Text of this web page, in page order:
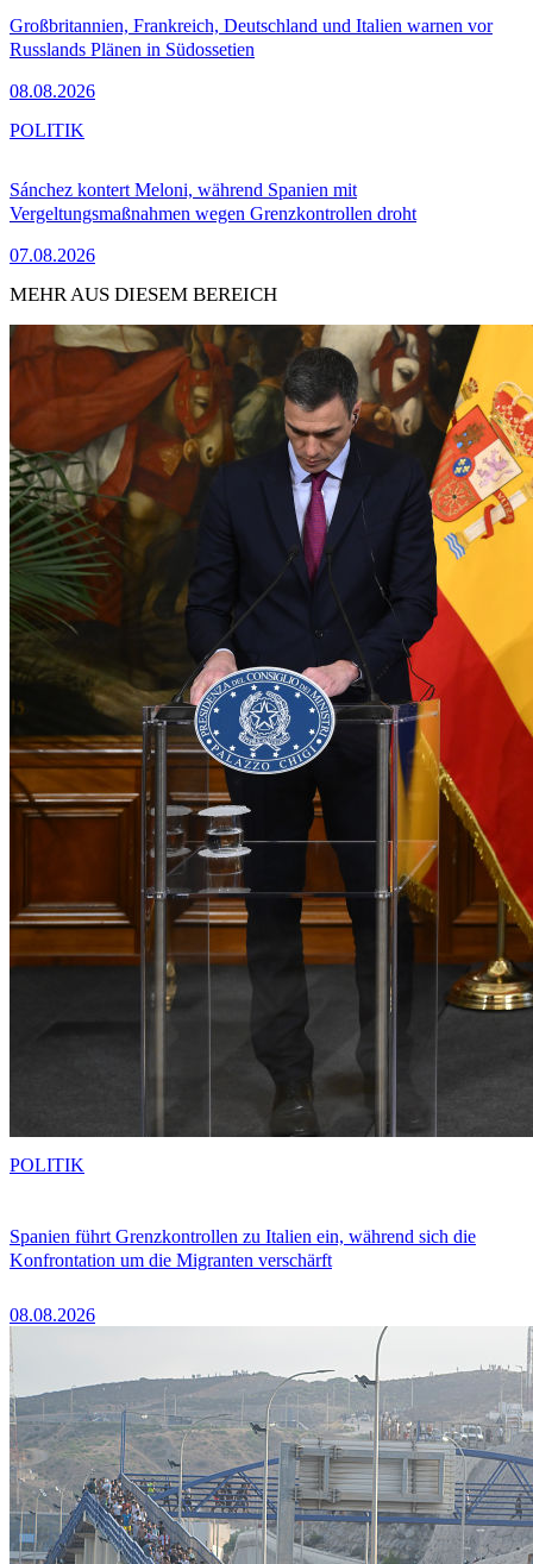
Großbritannien, Frankreich, Deutschland und Italien warnen vor
Russlands Plänen in Südossetien
08.08.2026
Sánchez kontert Meloni, während Spanien mit
Vergeltungsmaßnahmen wegen Grenzkontrollen droht
07.08.2026
POLITIK
MEHR AUS DIESEM BEREICH
Spanien führt Grenzkontrollen zu Italien ein, während sich die
Konfrontation um die Migranten verschärft
08.08.2026
POLITIK